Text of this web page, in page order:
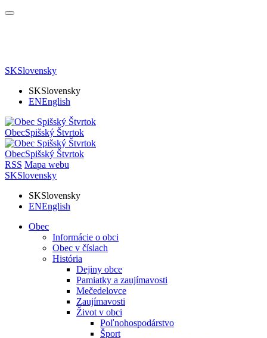
SKSlovensky
SKSlovensky
ENEnglish
ObecSpišský Štvrtok
ObecSpišský Štvrtok
RSS Mapa webu
SKSlovensky
SKSlovensky
ENEnglish
Obec
Informácie o obci
Obec v číslach
História
Dejiny obce
Pamiatky a zaujímavosti
Mečedelovce
Zaujímavosti
Život v obci
Poľnohospodárstvo
Šport